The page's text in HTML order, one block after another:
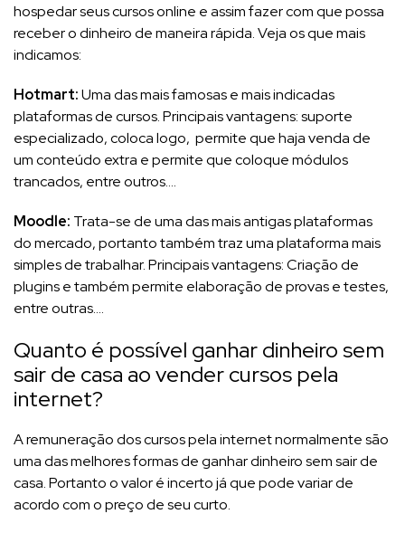
hospedar seus cursos online e assim fazer com que possa
receber o dinheiro de maneira rápida. Veja os que mais
indicamos:
Hotmart:Uma das mais famosas e mais indicadas
plataformas de cursos. Principais vantagens: suporte
especializado, coloca logo, permite que haja venda de
um conteúdo extra e permite que coloque módulos
trancados, entre outros….
Moodle: Trata-se de uma das mais antigas plataformas
do mercado, portanto também traz uma plataforma mais
simples de trabalhar. Principais vantagens: Criação de
plugins e também permite elaboração de provas e testes,
entre outras….
Quanto é possível ganhar dinheiro sem
sair de casa ao vender cursos pela
internet?
A remuneração dos cursos pela internet normalmente são
uma das melhores formas de ganhar dinheiro sem sair de
casa. Portanto o valor é incerto já que pode variar de
acordo com o preço de seu curto.